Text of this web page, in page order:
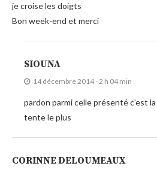
je croise les doigts
Bon week-end et merci
SIOUNA
14 décembre 2014 - 2 h 04 min
pardon parmi celle présenté c’est
tente le plus
CORINNE DELOUMEAUX